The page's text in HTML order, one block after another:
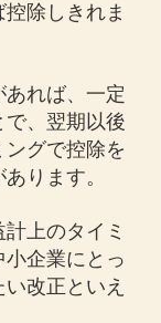
除しきれま
れば、一定
、翌期以後
グで控除を
ります。
上のタイミ
企業にとっ
改正といえ